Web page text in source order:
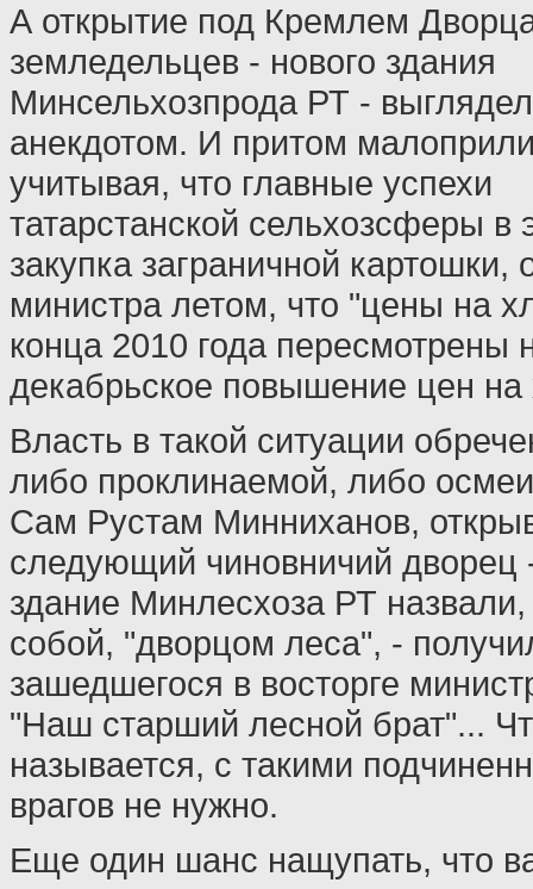
А открытие под Кремлем
земледельцев - нового здания
Минсельхозпрода РТ -
анекдотом. И притом
учитывая, что главные успехи
татарстанской сельхозсферы в
закупка заграничной
министра летом, что "цены на
конца 2010 года пересмотрены
декабрьское повышение цен на
Власть в такой ситуации
либо проклинаемой, либо
Сам Рустам Минниханов,
следующий чиновничий дворец
здание Минлесхоза РТ
собой, "дворцом леса", -
зашедшегося в восторге
"Наш старший лесной брат"...
называется, с такими
врагов не нужно.
Еще один шанс нащупать, что